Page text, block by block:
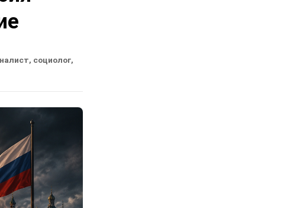
социолог,